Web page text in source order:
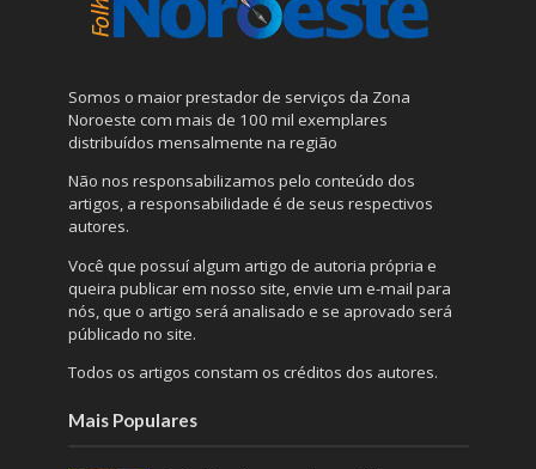
Somos o maior prestador de serviços da Zona
Noroeste com mais de 100 mil exemplares
distribuídos mensalmente na região
Não nos responsabilizamos pelo conteúdo dos
artigos, a responsabilidade é de seus respectivos
autores.
Você que possuí algum artigo de autoria própria e
queira publicar em nosso site, envie um e-mail para
nós, que o artigo será analisado e se aprovado será
públicado no site.
Todos os artigos constam os créditos dos autores.
Mais Populares